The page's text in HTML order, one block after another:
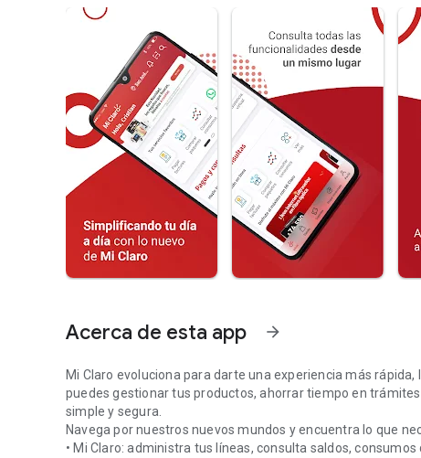
Acerca de esta app arrow_forward
Mi Claro evoluciona para darte una experiencia más
puedes gestionar tus productos, ahorrar tiempo en
simple y segura.
Navega por nuestros nuevos mundos y encuentra lo que
• Mi Claro: administra tus líneas, consulta saldos,